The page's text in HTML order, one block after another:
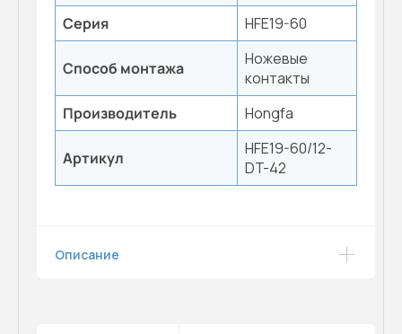
Серия HFE19-60
Способ монтажа
Ножевые
контакты
Производитель
Hongfa
Артикул
HFE19-60/12-
DT-42
Описание